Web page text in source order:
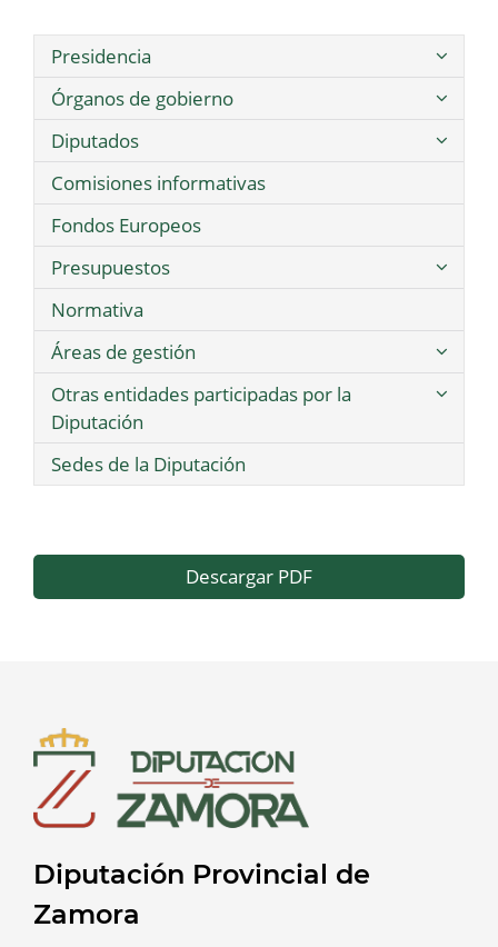
Presidencia
Órganos de gobierno
Diputados
Comisiones informativas
Fondos Europeos
Presupuestos
Normativa
Áreas de gestión
Otras entidades participadas por la
Diputación
Sedes de la Diputación
Descargar PDF
Diputación Provincial de
Zamora